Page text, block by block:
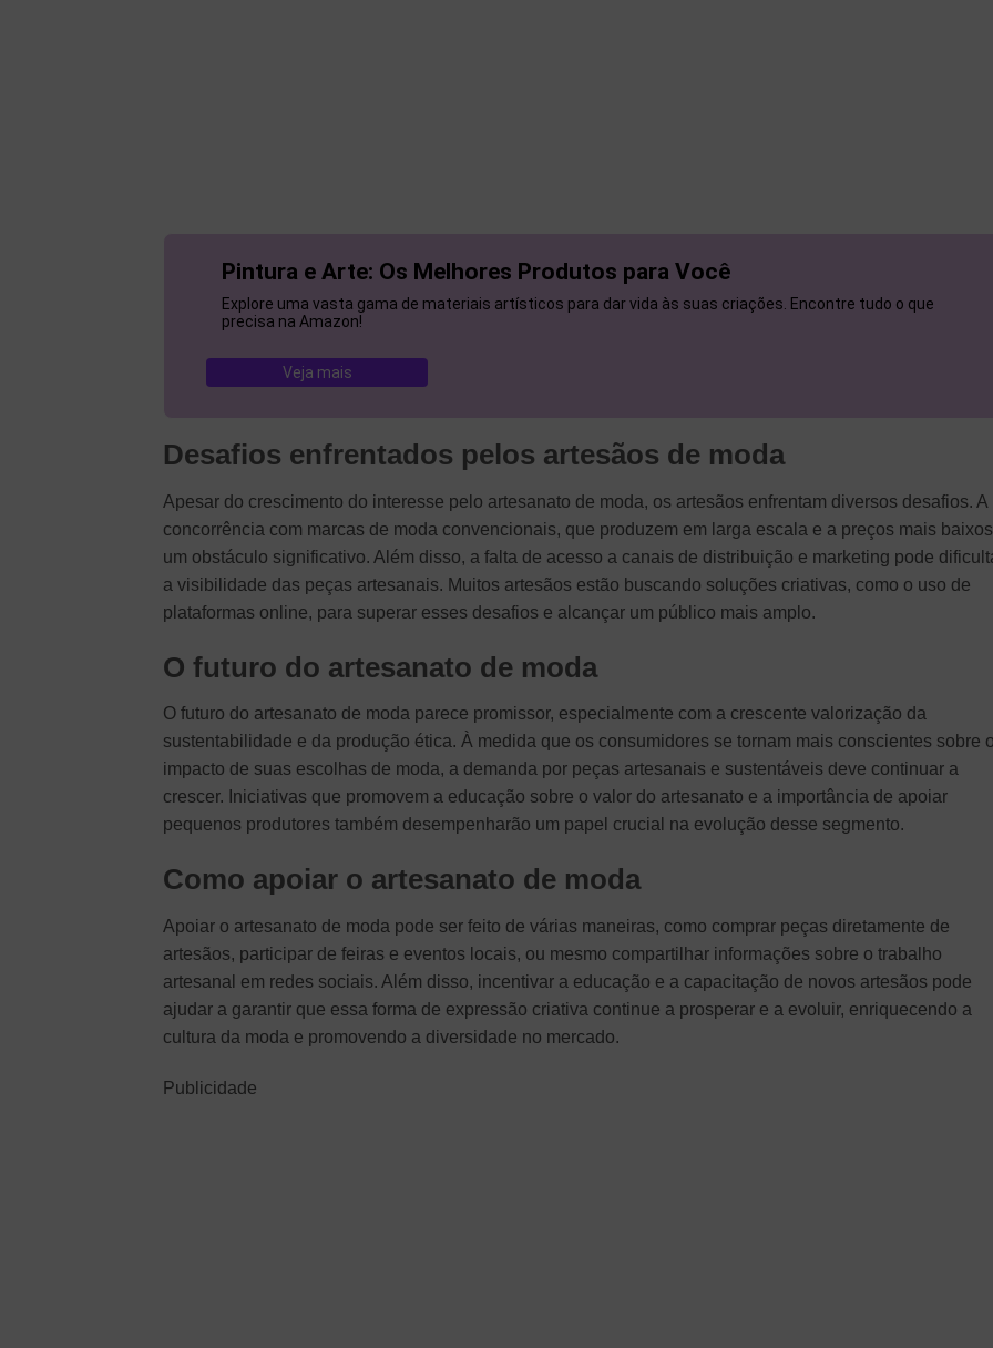
Pintura e Arte: Os Melhores Produtos para Você
Explore uma vasta gama de materiais artísticos para dar vida às suas criações. Encontre tudo o que
precisa na Amazon!
Veja mais
Desafios enfrentados pelos artesãos de moda
Apesar do crescimento do interesse pelo artesanato de moda, os artesãos enfrentam diversos desafios. A
concorrência com marcas de moda convencionais, que produzem em larga escala e a preços mais
um obstáculo significativo. Além disso, a falta de acesso a canais de distribuição e marketing pode
a visibilidade das peças artesanais. Muitos artesãos estão buscando soluções criativas, como o uso de
plataformas online, para superar esses desafios e alcançar um público mais amplo.
O futuro do artesanato de moda
O futuro do artesanato de moda parece promissor, especialmente com a crescente valorização da
sustentabilidade e da produção ética. À medida que os consumidores se tornam mais conscientes sobre o
impacto de suas escolhas de moda, a demanda por peças artesanais e sustentáveis deve continuar a
crescer. Iniciativas que promovem a educação sobre o valor do artesanato e a importância de apoiar
pequenos produtores também desempenharão um papel crucial na evolução desse segmento.
Como apoiar o artesanato de moda
Apoiar o artesanato de moda pode ser feito de várias maneiras, como comprar peças diretamente de
artesãos, participar de feiras e eventos locais, ou mesmo compartilhar informações sobre o trabalho
artesanal em redes sociais. Além disso, incentivar a educação e a capacitação de novos artesãos pode
ajudar a garantir que essa forma de expressão criativa continue a prosperar e a evoluir, enriquecendo a
cultura da moda e promovendo a diversidade no mercado.
Publicidade